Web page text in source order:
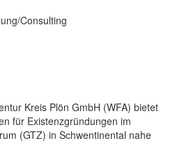
Consulting
Kreis Plön GmbH (WFA) bietet
für Existenzgründungen im
(GTZ) in Schwentinental nahe